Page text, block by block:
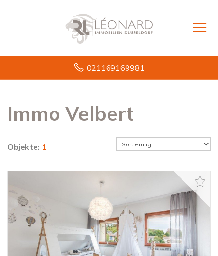
021169169981
Immo Velbert
Objekte: 1